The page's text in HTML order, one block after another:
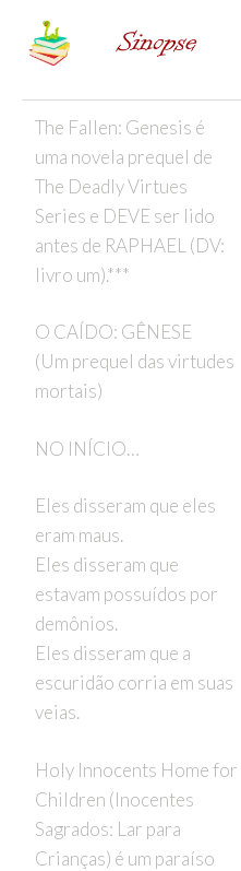
The Fallen: Genesis é
uma novela prequel de
The Deadly Virtues
Series e DEVE ser lido
antes de RAPHAEL (DV:
livro um).***
O CAÍDO: GÊNESE
(Um prequel das virtudes
mortais)
NO INÍCIO…
Eles disseram que eles
eram maus.
Eles disseram que
estavam possuídos por
demônios.
Eles disseram que a
escuridão corria em suas
veias.
Holy Innocents Home for
Children (Inocentes
Sagrados: Lar para
Crianças) é um paraíso